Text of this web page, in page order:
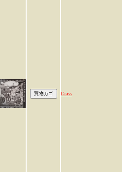
Crass